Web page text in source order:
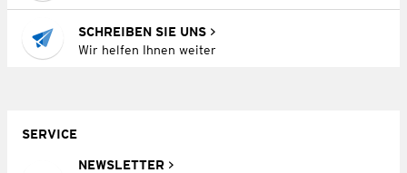
SCHREIBEN SIE UNS
Wir helfen Ihnen weiter
SERVICE
NEWSLETTER